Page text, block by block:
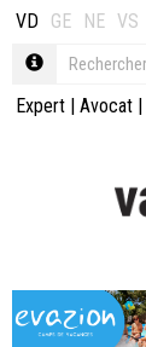
VD GE NE VS
Expert | Avocat |